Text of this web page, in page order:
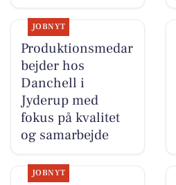
JOBNYT
Produktionsmedar
bejder hos
Danchell i
Jyderup med
fokus på kvalitet
og samarbejde
JOBNYT